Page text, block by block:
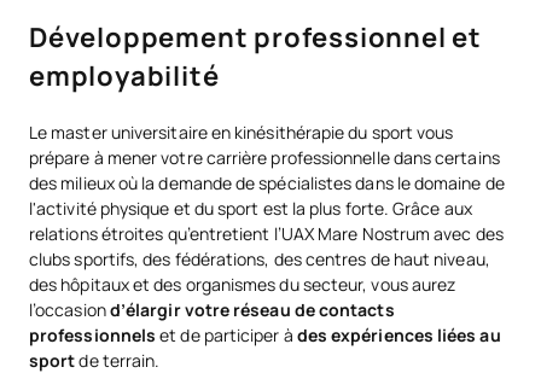
Développement professionnel et
employabilité
Le master universitaire en kinésithérapie du sport vous
prépare à mener votre carrière professionnelle dans certains
des milieux où la demande de spécialistes dans le domaine de
l'activité physique et du sport est la plus forte. Grâce aux
relations étroites qu’entretient l’UAX Mare Nostrum avec des
clubs sportifs, des fédérations, des centres de haut niveau,
des hôpitaux et des organismes du secteur, vous aurez
l’occasiond’élargir votre réseau de contacts
professionnelset de participer à des expériences liées au
sportde terrain.